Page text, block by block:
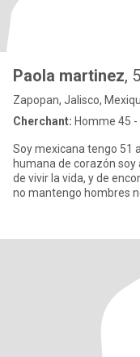
Paola martinez,
Zapopan, Jalisco,
Cherchant: Homme 45 -
Soy mexicana tengo 51
humana de corazón
de vivir la vida, y de
no mantengo hombres